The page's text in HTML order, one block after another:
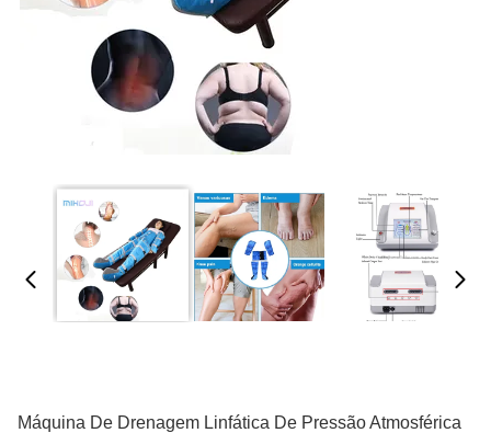
Máquina De Drenagem Linfática De Pressão Atmosférica